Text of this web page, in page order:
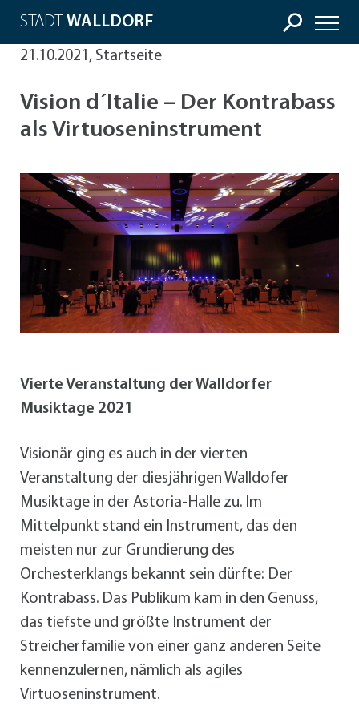
STADT WALLDORF
21.10.2021, Startseite
Vision d´Italie – Der Kontrabass
als Virtuoseninstrument
Vierte Veranstaltung der Walldorfer
Musiktage 2021
Visionär ging es auch in der vierten
Veranstaltung der diesjährigen Walldofer
Musiktage in der Astoria-Halle zu. Im
Mittelpunkt stand ein Instrument, das den
meisten nur zur Grundierung des
Orchesterklangs bekannt sein dürfte: Der
Kontrabass. Das Publikum kam in den Genuss,
das tiefste und größte Instrument der
Streicherfamilie von einer ganz anderen Seite
kennenzulernen, nämlich als agiles
Virtuoseninstrument.